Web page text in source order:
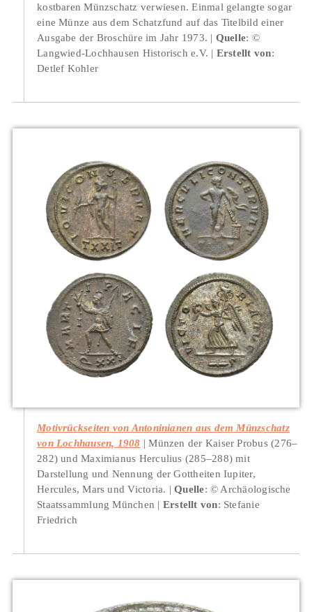
kostbaren Münzschatz verwiesen. Einmal gelangte sogar
eine Münze aus dem Schatzfund auf das Titelbild einer
Ausgabe der Broschüre im Jahr 1973.
Quelle: ©
Langwied-Lochhausen Historisch e.V.
Erstellt von:
Detlef Kohler
Motivrückseiten von Antoninianen aus dem Münzschatz
von Lochhausen, 1908
Münzen der Kaiser Probus (276–
282) und Maximianus Herculius (285–288) mit
Darstellung und Nennung der Gottheiten Iupiter,
Hercules, Mars und Victoria.
Quelle: © Archäologische
Staatssammlung München
Erstellt von: Stefanie
Friedrich